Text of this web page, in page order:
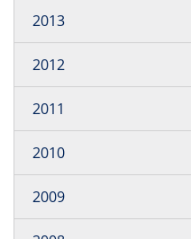
2013
2012
2011
2010
2009